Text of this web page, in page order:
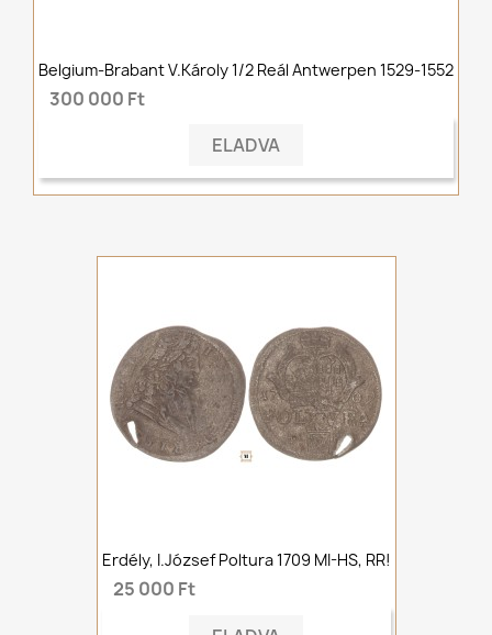
Belgium-Brabant V.Károly 1/2 Reál Antwerpen 1529-1552
300 000 Ft
ELADVA
Erdély, I.József Poltura 1709 MI-HS, RR!
25 000 Ft